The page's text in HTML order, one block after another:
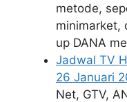
metode,
minimarket,
up DANA
Jadwal TV
26 Januari
Net, GTV,